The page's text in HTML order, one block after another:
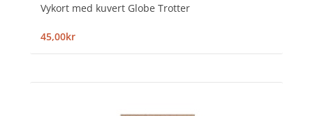
Vykort med kuvert Globe Trotter
45,00kr